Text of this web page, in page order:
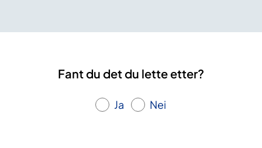
Fant du det du lette etter?
Ja Nei